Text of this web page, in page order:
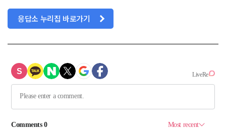
응답소 누리집 바로가기